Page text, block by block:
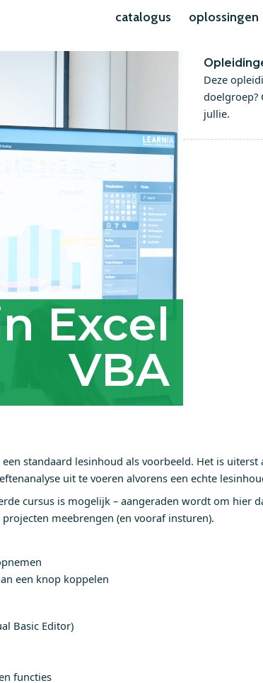
catalogus oplossingen
Excel
VBA
Deze
doelgroep?
jullie.
een standaard lesinhoud als voorbeeld. Het is
uit te voeren alvorens een echte
cursus is mogelijk – aangeraden wordt om hier
meebrengen (en vooraf insturen).
een knop koppelen
Basic Editor)
functies